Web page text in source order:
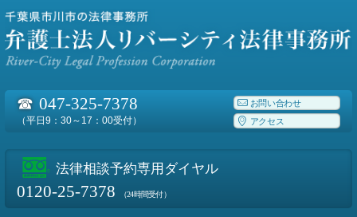
☎ 047-325-7378
（平日9：30～17：00受付）
お問い合わせ
アクセス
法律相談予約専用ダイヤル
0120-25-7378 （24時間受付）